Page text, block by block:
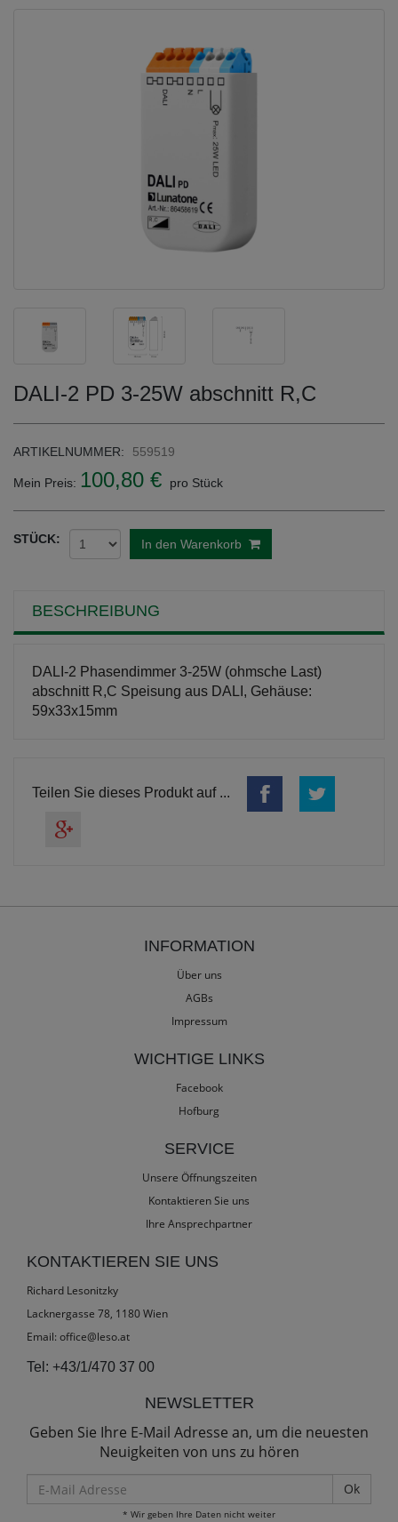
DALI-2 PD 3-25W abschnitt R,C
ARTIKELNUMMER: 559519
Mein Preis: 100,80 € pro Stück
STÜCK: In den Warenkorb
BESCHREIBUNG
DALI-2 Phasendimmer 3-25W (ohmsche Last)
abschnitt R,C Speisung aus DALI, Gehäuse:
59x33x15mm
Teilen Sie dieses Produkt auf ...
INFORMATION
Über uns
AGBs
Impressum
WICHTIGE LINKS
Facebook
Hofburg
SERVICE
Unsere Öffnungszeiten
Kontaktieren Sie uns
Ihre Ansprechpartner
KONTAKTIEREN SIE UNS
Richard Lesonitzky
Lacknergasse 78, 1180 Wien
Email: office@leso.at
Tel: +43/1/470 37 00
NEWSLETTER
Geben Sie Ihre E-Mail Adresse an, um die neuesten
Neuigkeiten von uns zu hören
Mail
* Wir geben Ihre Daten nicht weiter